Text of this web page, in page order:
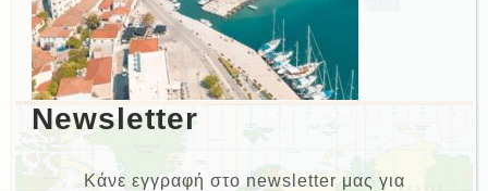
Newsletter
Κάνε εγγραφή στο newsletter μας για